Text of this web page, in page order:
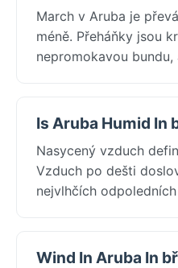
March v Aruba je
méně. Přeháňky jsou
nepromokavou
Is Aruba Humid In
Nasycený vzduch
Vzduch po dešti
nejvlhčích
Wind In Aruba In